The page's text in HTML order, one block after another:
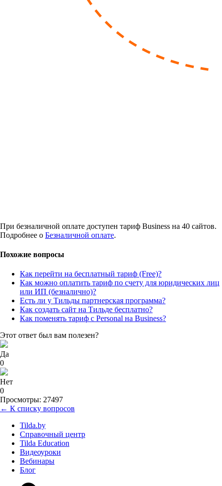
При безналичной оплате доступен тариф Business на 40 сайтов.
Подробнее о Безналичной оплате.
Похожие вопросы
Как перейти на бесплатный тариф (Free)?
Как можно оплатить тариф по счету для юридических лиц
или ИП (безналично)?
Есть ли у Тильды партнерская программа?
Как создать сайт на Тильде бесплатно?
Как поменять тариф с Personal на Business?
Этот ответ был вам полезен?
Да
0
Нет
0
Просмотры: 27497
← К списку вопросов
Tilda.by
Справочный центр
Tilda Education
Видеоуроки
Вебинары
Блог